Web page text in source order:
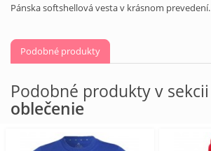
Pánska softshellová vesta v krásnom prevedení.
Podobné produkty
Podobné produkty v sekcii
oblečenie